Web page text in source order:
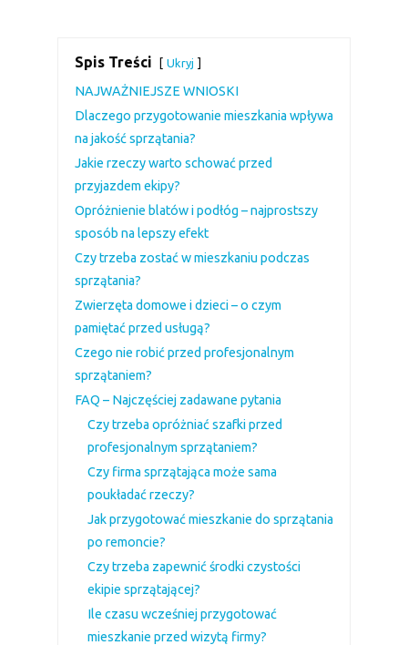
Spis Treści Ukryj
NAJWAŻNIEJSZE WNIOSKI
Dlaczego przygotowanie mieszkania wpływa
na jakość sprzątania?
Jakie rzeczy warto schować przed
przyjazdem ekipy?
Opróżnienie blatów i podłóg – najprostszy
sposób na lepszy efekt
Czy trzeba zostać w mieszkaniu podczas
sprzątania?
Zwierzęta domowe i dzieci – o czym
pamiętać przed usługą?
Czego nie robić przed profesjonalnym
sprzątaniem?
FAQ – Najczęściej zadawane pytania
Czy trzeba opróżniać szafki przed
profesjonalnym sprzątaniem?
Czy firma sprzątająca może sama
poukładać rzeczy?
Jak przygotować mieszkanie do sprzątania
po remoncie?
Czy trzeba zapewnić środki czystości
ekipie sprzątającej?
Ile czasu wcześniej przygotować
mieszkanie przed wizytą firmy?